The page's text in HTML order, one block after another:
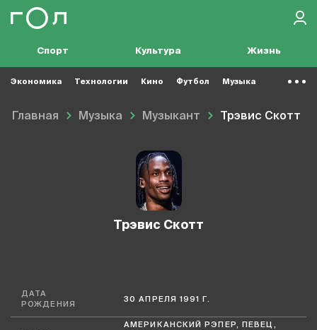
Спорт Культура Жизнь
Экономика Технологии Кино Футбол Музыка
Главная Музыка Музыкант Трэвис Скотт
Трэвис Скотт
ДАТА
РОЖДЕНИЯ
30 АПРЕЛЯ 1991 Г.
АМЕРИКАНСКИЙ РЭПЕР, ПЕВЕЦ,